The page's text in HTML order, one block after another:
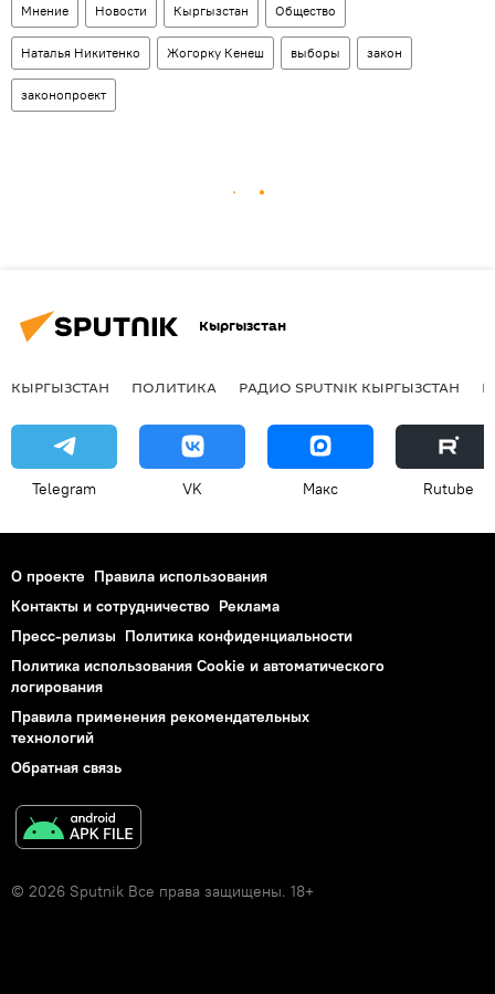
Мнение Новости Кыргызстан Общество
Наталья Никитенко Жогорку Кенеш выборы закон
законопроект
Кыргызстан
КЫРГЫЗСТАН ПОЛИТИКА РАДИО SPUTNIK КЫРГЫЗСТАН
Telegram VK Макс Rutube
О проекте Правила использования
Контакты и сотрудничество Реклама
Пресс-релизы Политика конфиденциальности
Политика использования Cookie и автоматического
логирования
Правила применения рекомендательных
технологий
Обратная связь
© 2026 Sputnik Все права защищены. 18+